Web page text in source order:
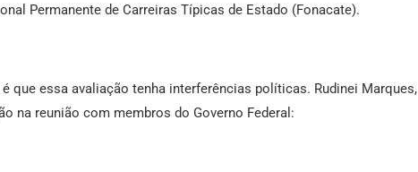
Permanente de Carreiras Típicas de Estado (Fonacate).
que essa avaliação tenha interferências políticas. Rudinei Marques,
na reunião com membros do Governo Federal: